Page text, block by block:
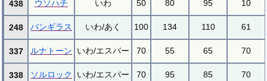
438 ウソハチ いわ 50 80 95 10
248 バンギラス いわ/あく 100 134 110 61
337 ルナトーン いわ/エスパー 70 55 65 70
338 ソルロック いわ/エスパー 70 95 85 70